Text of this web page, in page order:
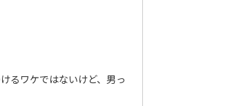
るワケではないけど、男っ